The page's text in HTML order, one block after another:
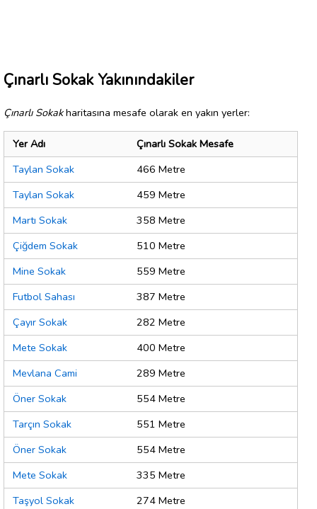
Çınarlı Sokak Yakınındakiler
Çınarlı Sokakharitasına mesafe olarak en yakın yerler:
Yer Adı
Çınarlı Sokak Mesafe
Taylan Sokak
466 Metre
Taylan Sokak
459 Metre
Martı Sokak
358 Metre
Çiğdem Sokak
510 Metre
Mine Sokak
559 Metre
Futbol Sahası
387 Metre
Çayır Sokak
282 Metre
Mete Sokak
400 Metre
Mevlana Cami
289 Metre
Öner Sokak
554 Metre
Tarçın Sokak
551 Metre
Öner Sokak
554 Metre
Mete Sokak
335 Metre
Taşyol Sokak
274 Metre